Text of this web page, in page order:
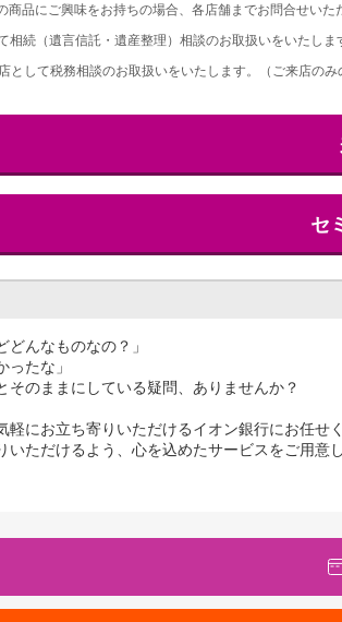
品にご興味をお持ちの場合、各店舗までお問合せいた
続（遺言信託・遺産整理）相談のお取扱いをいたしま
して税務相談のお取扱いをいたします。（ご来店のみ
セ
どんなものなの？」
たな」
のままにしている疑問、ありませんか？
にお立ち寄りいただけるイオン銀行にお任せく
いただけるよう、心を込めたサービスをご用意